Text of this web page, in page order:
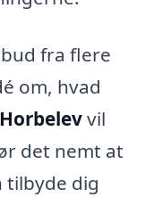
fra flere
om, hvad
vil
det nemt at
tilbyde dig